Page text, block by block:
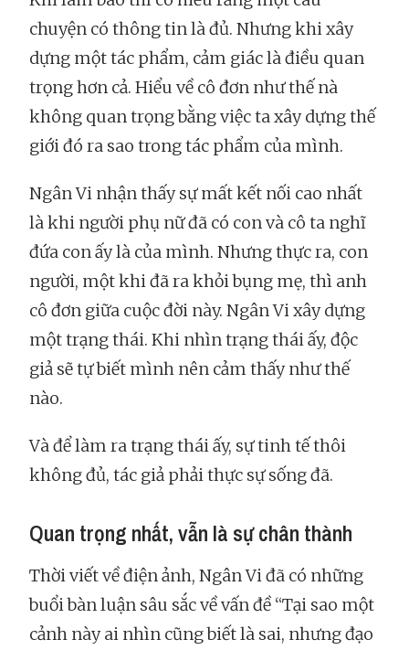
chuyện có thông tin là đủ. Nhưng khi xây
dựng một tác phẩm, cảm giác là điều quan
trọng hơn cả. Hiểu về cô đơn như thế nà
không quan trọng bằng việc ta xây dựng thế
giới đó ra sao trong tác phẩm của mình.
Ngân Vi nhận thấy sự mất kết nối cao nhất
là khi người phụ nữ đã có con và cô ta nghĩ
đứa con ấy là của mình. Nhưng thực ra, con
người, một khi đã ra khỏi bụng mẹ, thì anh
cô đơn giữa cuộc đời này. Ngân Vi xây dựng
một trạng thái. Khi nhìn trạng thái ấy, độc
giả sẽ tự biết mình nên cảm thấy như thế
nào.
Và để làm ra trạng thái ấy, sự tinh tế thôi
không đủ, tác giả phải thực sự sống đã.
Quan trọng nhất, vẫn là sự chân thành
Thời viết về điện ảnh, Ngân Vi đã có những
buổi bàn luận sâu sắc về vấn đề “Tại sao một
cảnh này ai nhìn cũng biết là sai, nhưng đạo